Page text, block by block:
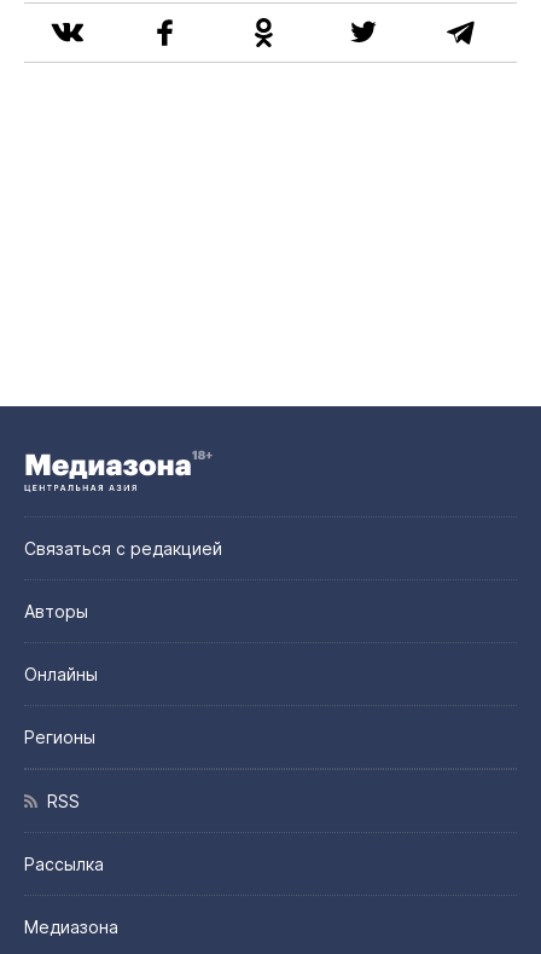
Связаться с редакцией
Авторы
Онлайны
Регионы
RSS
Рассылка
Медиазона